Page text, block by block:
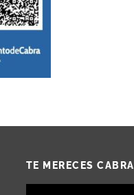
TE MERECES CABRA